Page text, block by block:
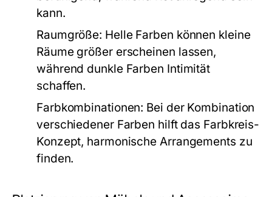
kann.
Raumgröße: Helle Farben können kleine
Räume größer erscheinen lassen,
während dunkle Farben Intimität
schaffen.
Farbkombinationen: Bei der Kombination
verschiedener Farben hilft das Farbkreis-
Konzept, harmonische Arrangements zu
finden.